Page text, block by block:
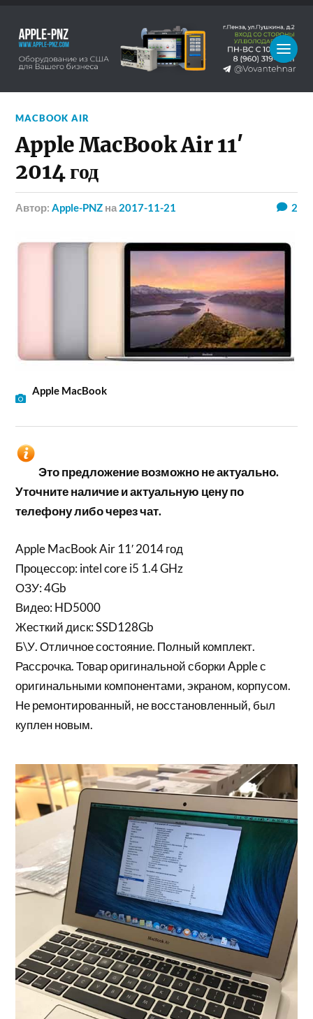
MACBOOK AIR
Apple MacBook Air 11′
2014 год
Автор:Apple-PNZ на 2017-11-21 2
Apple MacBook
Это предложение возможно не актуально.
Уточните наличие и актуальную цену по
телефону либо через чат.
Apple MacBook Air 11′ 2014 год
Процессор: intel core i5 1.4 GHz
ОЗУ: 4Gb
Видео: HD5000
Жесткий диск: SSD128Gb
Б\У. Отличное состояние. Полный комплект.
Рассрочка. Товар оригинальной сборки Apple с
оригинальными компонентами, экраном, корпусом.
Не ремонтированный, не восстановленный, был
куплен новым.